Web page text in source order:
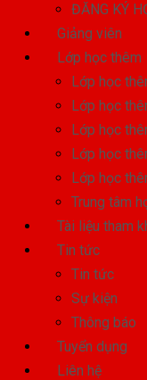
ĐĂNG KÝ
Giảng viên
Lớp học thêm
Lớp học
Lớp học
Lớp học
Lớp học
Lớp học
Trung tâm
Tài liệu tham
Tin tức
Tin tức
Sự kiện
Thông báo
Tuyển dụng
Liên hệ